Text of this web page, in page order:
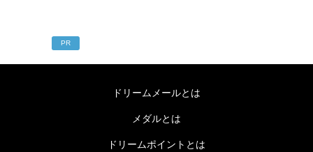
PR
ドリームメールとは
メダルとは
ドリームポイントとは